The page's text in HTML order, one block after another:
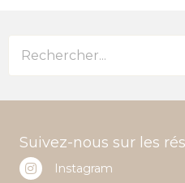
Suivez-nous sur les
Instagram